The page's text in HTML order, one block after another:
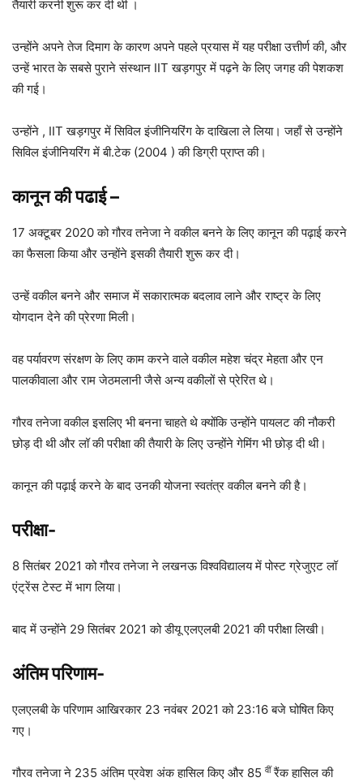
तैयारी करनी शुरू कर दी थी ।
उन्होंने अपने तेज दिमाग के कारण अपने पहले प्रयास में यह परीक्षा उत्तीर्ण की, और
उन्हें भारत के सबसे पुराने संस्थान IIT खड़गपुर में पढ़ने के लिए जगह की पेशकश
की गई।
उन्होंने , IIT खड़गपुर में सिविल इंजीनियरिंग के दाखिला ले लिया। जहाँ से उन्होंने
सिविल इंजीनियरिंग में बी.टेक (2004 ) की डिग्री प्राप्त की।
कानून की पढाई –
17 अक्टूबर 2020 को गौरव तनेजा ने वकील बनने के लिए कानून की पढ़ाई करने
का फैसला किया और उन्होंने इसकी तैयारी शुरू कर दी।
उन्हें वकील बनने और समाज में सकारात्मक बदलाव लाने और राष्ट्र के लिए
योगदान देने की प्रेरणा मिली।
वह पर्यावरण संरक्षण के लिए काम करने वाले वकील महेश चंद्र मेहता और एन
पालकीवाला और राम जेठमलानी जैसे अन्य वकीलों से प्रेरित थे।
गौरव तनेजा वकील इसलिए भी बनना चाहते थे क्योंकि उन्होंने पायलट की नौकरी
छोड़ दी थी और लॉ की परीक्षा की तैयारी के लिए उन्होंने गेमिंग भी छोड़ दी थी।
कानून की पढ़ाई करने के बाद उनकी योजना स्वतंत्र वकील बनने की है।
परीक्षा-
8 सितंबर 2021 को गौरव तनेजा ने लखनऊ विश्वविद्यालय में पोस्ट ग्रेजुएट लॉ
एंट्रेंस टेस्ट में भाग लिया।
बाद में उन्होंने 29 सितंबर 2021 को डीयू एलएलबी 2021 की परीक्षा लिखी।
अंतिम परिणाम-
एलएलबी के परिणाम आखिरकार 23 नवंबर 2021 को 23:16 बजे घोषित किए
गए।
गौरव तनेजा ने 235 अंतिम प्रवेश अंक हासिल किए और 85 वींरैंक हासिल की